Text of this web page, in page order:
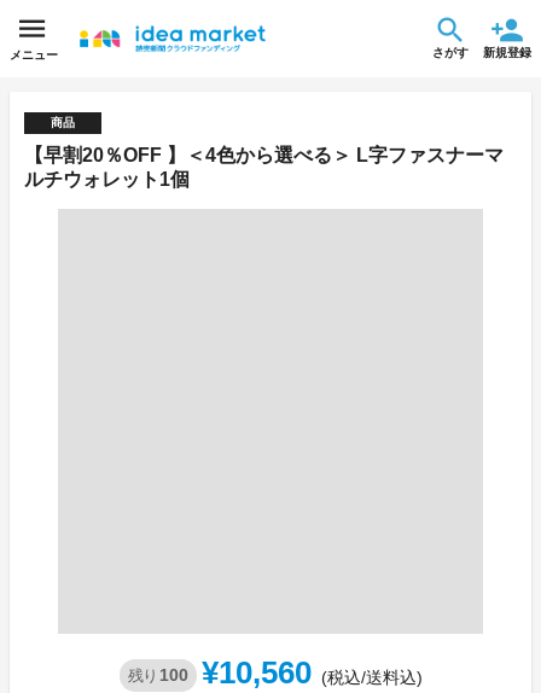
メニュー さがす 新規登録
商品
【早割20％OFF 】＜4色から選べる＞ L字ファスナーマ
ルチウォレット1個
残り 100 ¥10,560 (税込/送料込)